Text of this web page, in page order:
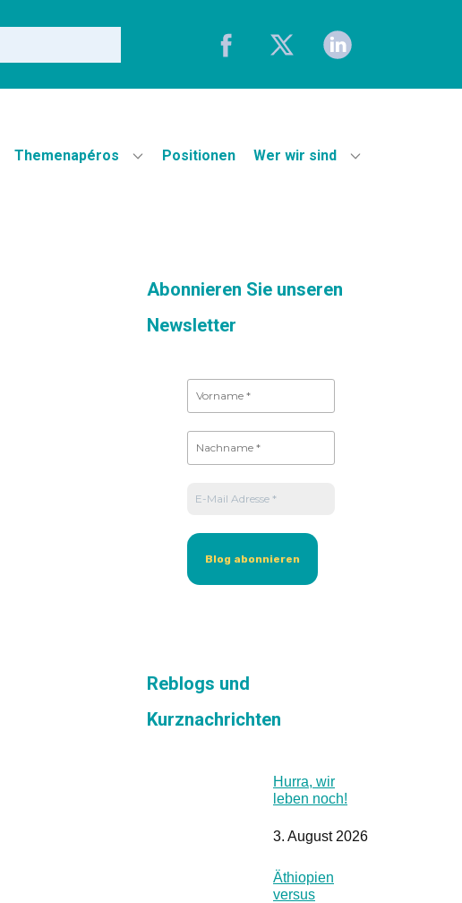
Themenapéros Positionen Wer wir sind
Abonnieren Sie unseren
Newsletter
Reblogs und
Kurznachrichten
Hurra, wir
leben noch!
3. August 2026
Äthiopien
versus